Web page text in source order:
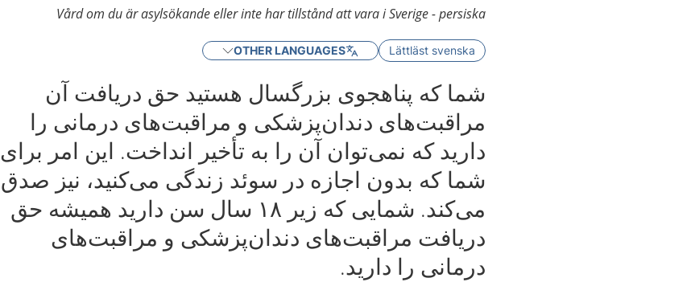
Vård om du är asylsökande eller inte har tillstånd att vara i Sverige - persiska
Lättläst svenska
OTHER LANGUAGES
شما که پناهجوی بزرگسال هستید حق دریافت آن
مراقبت‌های دندان‌پزشکی و مراقبت‌های درمانی را
دارید که نمی‌توان آن را به تأخیر انداخت. این امر برای
شما که بدون اجازه در سوئد زندگی می‌کنید، نیز صدق
می‌کند. شمایی که زیر ۱۸ سال سن دارید همیشه حق
دریافت مراقبت‌های دندان‌پزشکی و مراقبت‌های
درمانی را دارید.‌‌‌